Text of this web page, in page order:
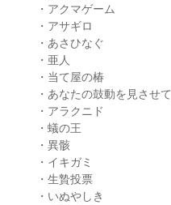
・アクマゲーム
・アサギロ
・あさひなぐ
・亜人
・当て屋の椿
・あなたの鼓動を見させて
・アラクニド
・蟻の王
・異骸
・イキガミ
・生贄投票
・いぬやしき